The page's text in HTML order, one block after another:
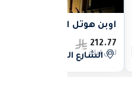
أوبن هوتل الدمام(Open Hotel)
الشارع الرابع شارع
212.77
لكل ليلة